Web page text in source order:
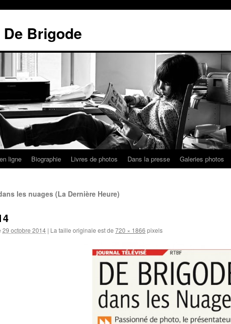
Brigode
ligne Biographie Livres de photos Dans la presse Galeries photos
les nuages (La Dernière Heure)
29 octobre 2014 | La taille originale est de 720 × 1866 pixels